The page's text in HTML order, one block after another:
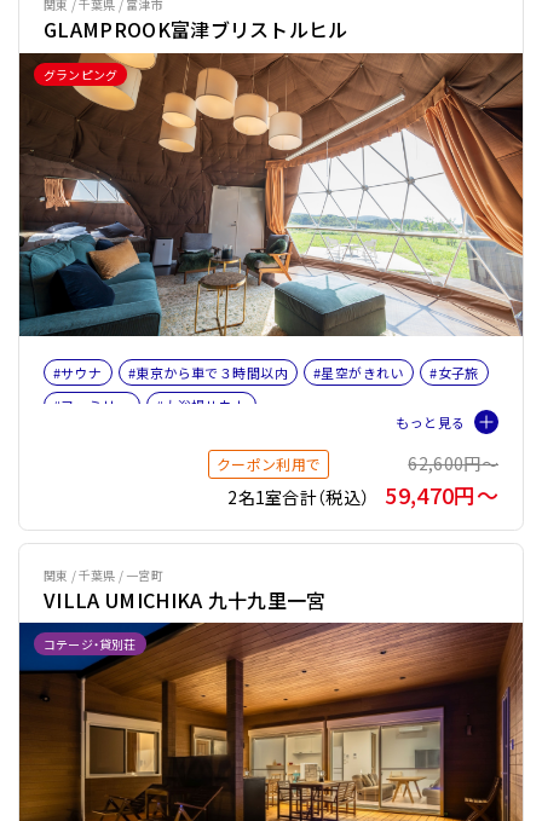
グランピング
関東 / 千葉県 / 富津市
GLAMPROOK富津ブリストルヒル
#サウナ #東京から車で３時間以内 #星空がきれい
#女子旅
#ファミリー
#大浴場サウナ
クーポン利用で
62,600円〜
2名1室合計（税込）
59,470円〜
コテージ・貸別荘
関東 / 千葉県 / 一宮町
VILLA UMICHIKA 九十九里一宮